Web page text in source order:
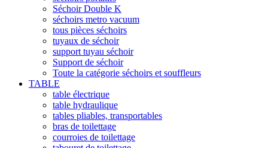
Séchoir Double K
séchoirs metro vacuum
tous pièces séchoirs
tuyaux de séchoir
support tuyau séchoir
Support de séchoir
Toute la catégorie séchoirs et souffleurs
TABLE
table électrique
table hydraulique
tables pliables, transportables
bras de toilettage
courroies de toilettage